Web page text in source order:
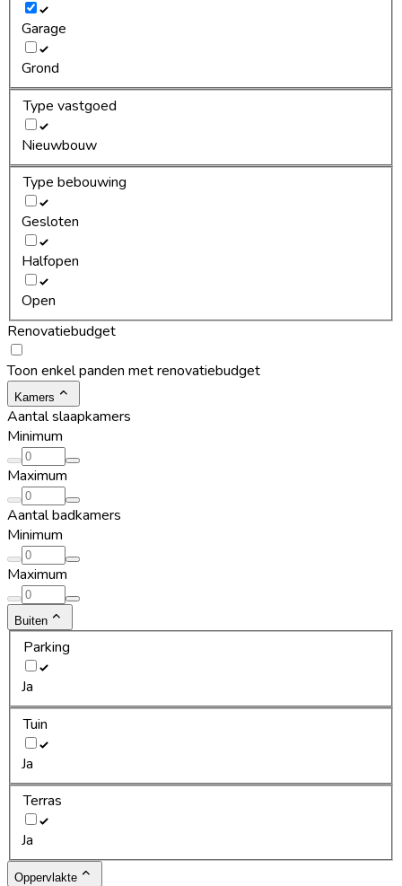
Garage
Grond
Type vastgoed
Nieuwbouw
Type bebouwing
Gesloten
Halfopen
Open
Renovatiebudget
Toon enkel panden met renovatiebudget
Kamers
Aantal slaapkamers
Minimum
Maximum
Aantal badkamers
Minimum
Maximum
Buiten
Parking
Ja
Tuin
Ja
Terras
Ja
Oppervlakte